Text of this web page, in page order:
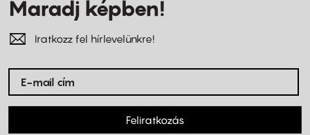
Maradj képben!
Iratkozz fel hírlevelünkre!
Feliratkozás